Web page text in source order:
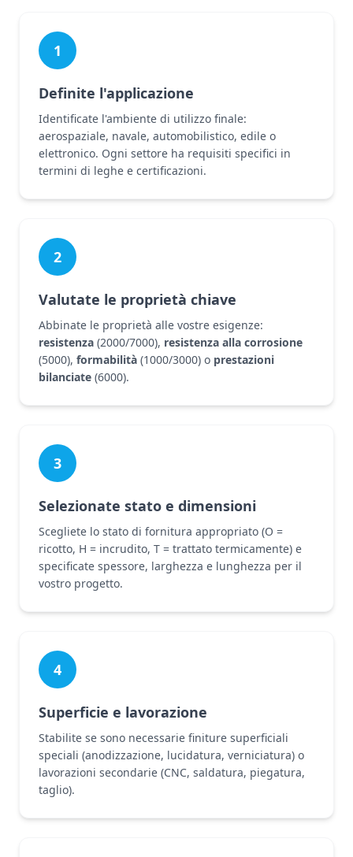
1
Definite l'applicazione
Identificate l'ambiente di utilizzo finale:
aerospaziale, navale, automobilistico, edile o
elettronico. Ogni settore ha requisiti specifici in
termini di leghe e certificazioni.
2
Valutate le proprietà chiave
Abbinate le proprietà alle vostre esigenze:
resistenza (2000/7000), resistenza alla corrosione
(5000), formabilità (1000/3000) o prestazioni
bilanciate (6000).
3
Selezionate stato e dimensioni
Scegliete lo stato di fornitura appropriato (O =
ricotto, H = incrudito, T = trattato termicamente) e
specificate spessore, larghezza e lunghezza per il
vostro progetto.
4
Superficie e lavorazione
Stabilite se sono necessarie finiture superficiali
speciali (anodizzazione, lucidatura, verniciatura) o
lavorazioni secondarie (CNC, saldatura, piegatura,
taglio).